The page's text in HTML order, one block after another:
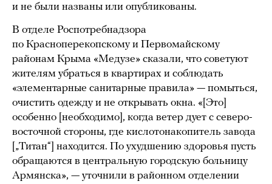
и не были названы или опубликованы.
В отделе Роспотребнадзора
по Красноперекопскому и Первомайскому
районам Крыма «Медузе» сказали, что советуют
жителям убраться в квартирах и соблюдать
«элементарные санитарные правила» — помыться,
очистить одежду и не открывать окна. «[Это]
особенно [необходимо], когда ветер дует с северо-
восточной стороны, где кислотонакопитель завода
[„Титан“] находится. По ухудшению здоровья пусть
обращаются в центральную городскую больницу
Армянска», — уточнили в районном отделении